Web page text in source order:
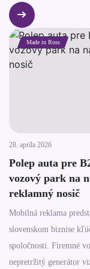
kreatívnym
prevádzku vytvárame
Made in Ross
28. apríla 2026
Polep auta pre
vozový park na
reklamný nosič
Mobilná reklama
slovenskom biznise
spoločnosti. Firemné
nepretržitý generátor